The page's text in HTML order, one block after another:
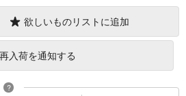
欲しいものリストに追加
再入荷を通知する
?